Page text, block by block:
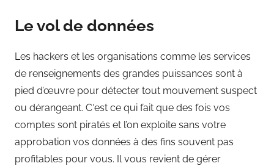
Le vol de données
Les hackers et les organisations comme les services
de renseignements des grandes puissances sont à
pied d’œuvre pour détecter tout mouvement suspect
ou dérangeant. C‘est ce qui fait que des fois vos
comptes sont piratés et l’on exploite sans votre
approbation vos données à des fins souvent pas
profitables pour vous. Il vous revient de gérer